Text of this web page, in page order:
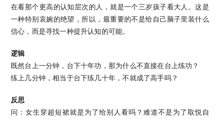
在看那个更高的认知层次的人，就是一个三岁孩子看大人。这是
一种特别哀婉的绝望，所以，最重要的不是给自己脑子里装什么
信心，而是寻找一种提升认知的可能。
逻辑
既然台上一分钟，台下十年功，那为什么不直接在台上练功？
练上几分钟，相当于台下练几十年，不就成了高手吗？
反思
问：女生穿超短裙就是为了给别人看吗？难道不是为了取悦自